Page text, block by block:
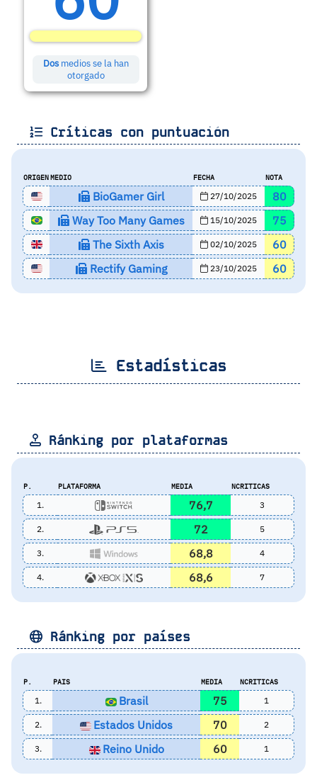
Dosmedios se la han
otorgado
Críticas con puntuación
ORIGENMEDIO FECHA NOTA
BioGamer Girl 27/10/2025
80
Way Too Many Games
15/10/2025
75
The Sixth Axis
02/10/2025
60
Rectify Gaming
23/10/2025 60
Estadísticas
Ránking por plataformas
P. PLATAFORMA MEDIA NCRITICAS
1. 76,7 3
2. 72 5
3. 68,8 4
4. 68,6 7
Ránking por países
P. PAIS MEDIA NCRITICAS
1. Brasil 75 1
2. Estados Unidos 70 2
3. Reino Unido 60 1